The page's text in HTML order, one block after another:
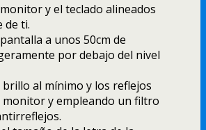
y el teclado alineados
de ti.
a unos 50cm de
por debajo del nivel
brillo al mí­nimo y los reflejos
monitor y empleando un filtro